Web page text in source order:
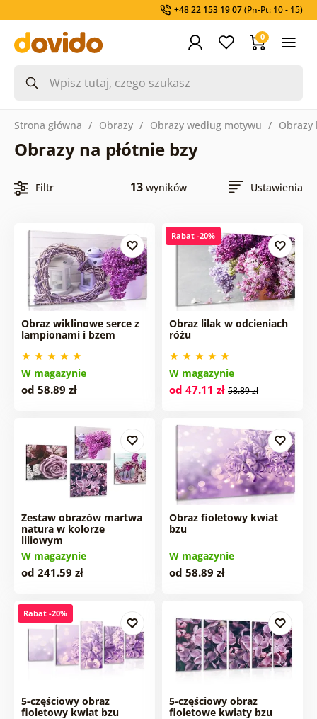
+48 22 153 19 07(Pn-Pt: 10 - 15)
0
Strona główna Obrazy Obrazy według motywu Obrazy
Obrazy na płótnie bzy
Filtr 13 wyników Ustawienia
Obraz wiklinowe serce z
lampionami i bzem
W magazynie
od 58.89 zł
Rabat -20%
Obraz lilak w odcieniach
różu
W magazynie
od 47.11 zł 58.89 zł
Zestaw obrazów martwa
natura w kolorze
liliowym
W magazynie
od 241.59 zł
Obraz fioletowy kwiat
bzu
W magazynie
od 58.89 zł
Rabat -20%
5-częściowy obraz
fioletowy kwiat bzu
5-częściowy obraz
fioletowe kwiaty bzu